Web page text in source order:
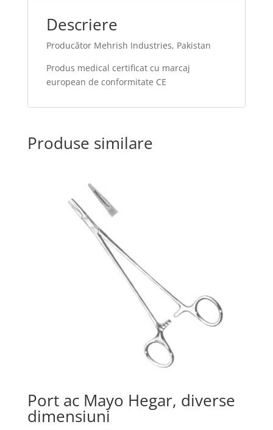
Descriere
Producător Mehrish Industries, Pakistan
Produs medical certificat cu marcaj
european de conformitate CE
Produse similare
Port ac Mayo Hegar, diverse
dimensiuni